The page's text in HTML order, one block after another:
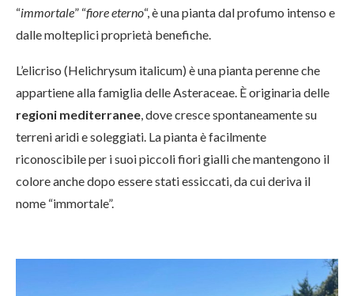
“immortale” “fiore eterno“, è una pianta dal profumo intenso e
dalle molteplici proprietà benefiche.
L’elicriso (Helichrysum italicum) è una pianta perenne che
appartiene alla famiglia delle Asteraceae. È originaria delle
regioni mediterranee , dove cresce spontaneamente su
terreni aridi e soleggiati. La pianta è facilmente
riconoscibile per i suoi piccoli fiori gialli che mantengono il
colore anche dopo essere stati essiccati, da cui deriva il
nome “immortale”.